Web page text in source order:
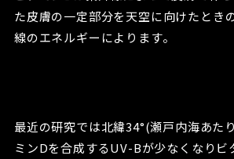
た皮膚の一定部分を天空に向けたとき
線のエネルギーによります。
最近の研究では北緯34°(瀬戸内海あた
ミンDを合成するUV-Bが少なくなりビ